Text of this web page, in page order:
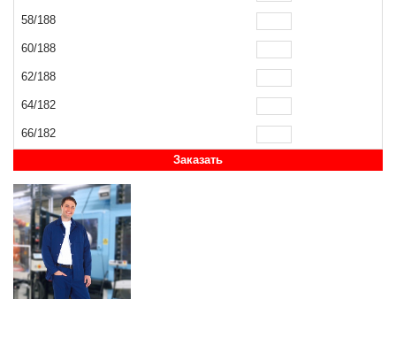
58/188
60/188
62/188
64/182
66/182
Заказать